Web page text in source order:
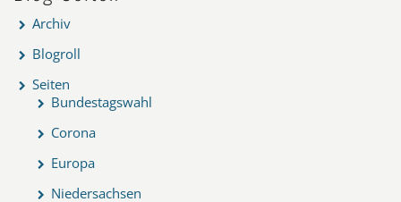
Archiv
Blogroll
Seiten
Bundestagswahl
Corona
Europa
Niedersachsen